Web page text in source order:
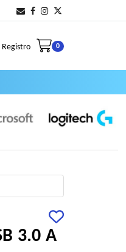
Registro 0
3.0 A